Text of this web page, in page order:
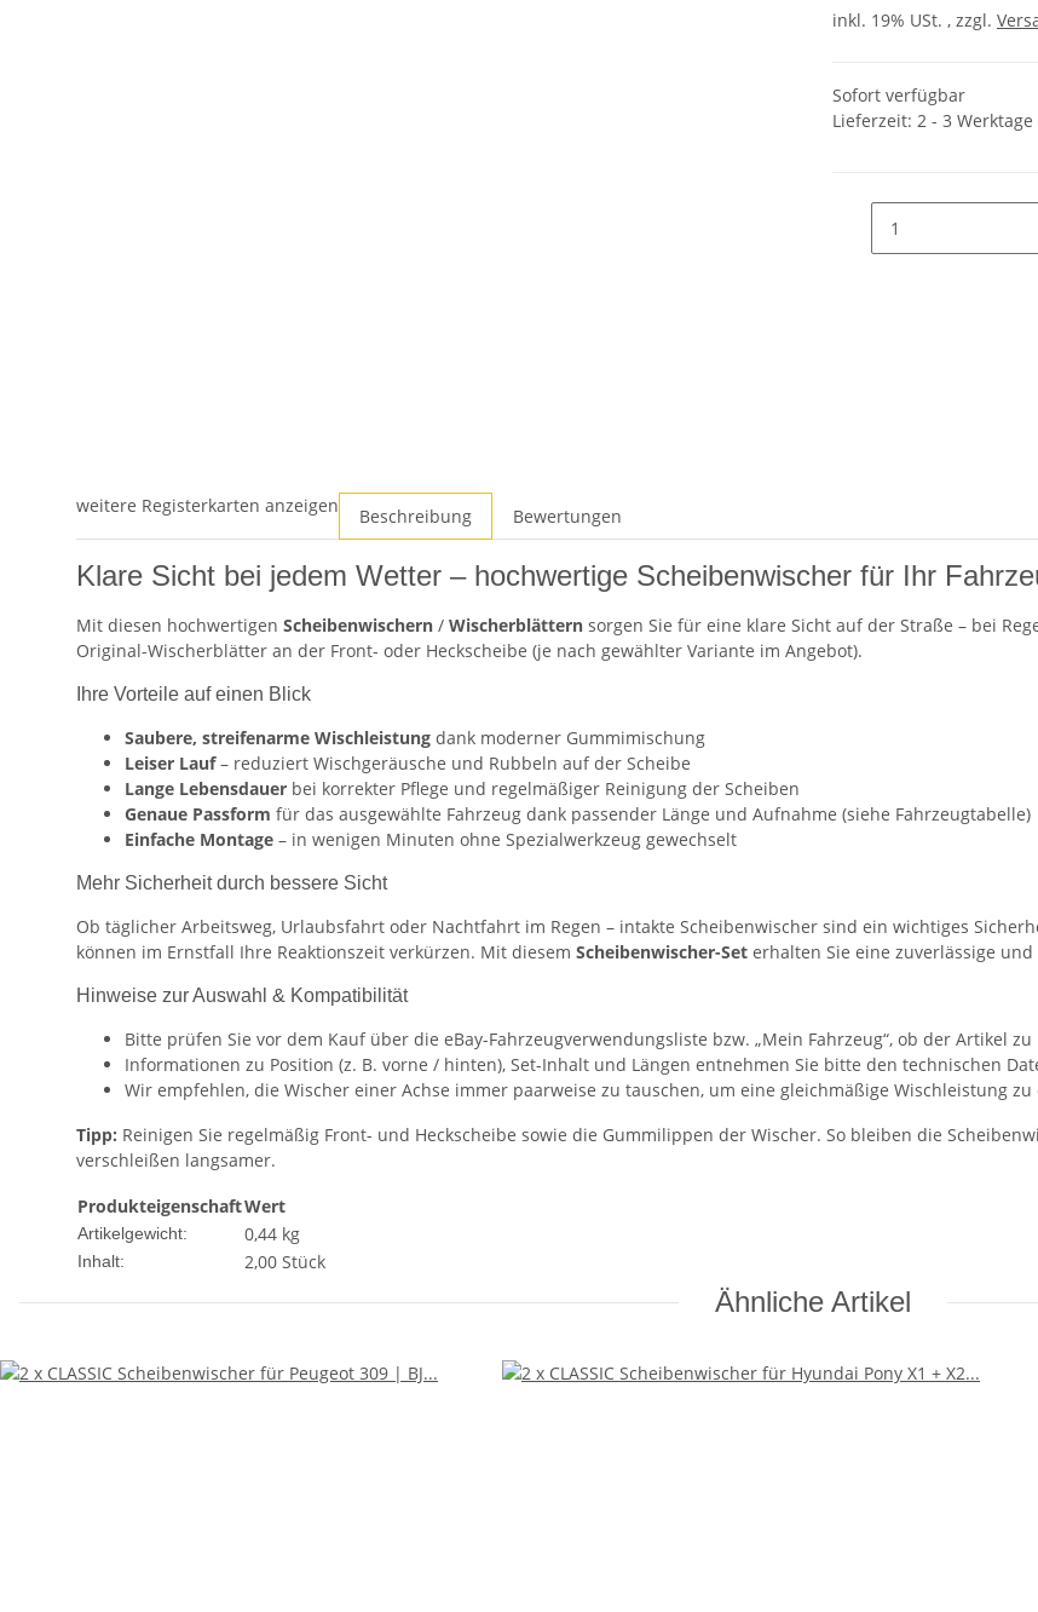
inkl. 19% USt. , zzgl.
Sofort verfügbar
Lieferzeit: 2 - 3 Werktage
weitere Registerkarten anzeigen Beschreibung Bewertungen
Klare Sicht bei jedem Wetter – hochwertige Scheibenwischer für Ihr
Mit diesen hochwertigen Scheibenwischern / Wischerblättern sorgen Sie für eine klare Sicht auf der Straße – bei
Original-Wischerblätter an der Front- oder Heckscheibe (je nach gewählter Variante im Angebot).
Ihre Vorteile auf einen Blick
Saubere, streifenarme Wischleistung dank moderner Gummimischung
Leiser Lauf– reduziert Wischgeräusche und Rubbeln auf der Scheibe
Lange Lebensdauer bei korrekter Pflege und regelmäßiger Reinigung der Scheiben
Genaue Passform für das ausgewählte Fahrzeug dank passender Länge und Aufnahme (siehe Fahrzeugtabelle)
Einfache Montage – in wenigen Minuten ohne Spezialwerkzeug gewechselt
Mehr Sicherheit durch bessere Sicht
Ob täglicher Arbeitsweg, Urlaubsfahrt oder Nachtfahrt im Regen – intakte Scheibenwischer sind ein wichtiges
können im Ernstfall Ihre Reaktionszeit verkürzen. Mit diesem Scheibenwischer-Set erhalten Sie eine zuverlässige
Hinweise zur Auswahl & Kompatibilität
Bitte prüfen Sie vor dem Kauf über die eBay-Fahrzeugverwendungsliste bzw. „Mein Fahrzeug“, ob der Artikel
Informationen zu Position (z. B. vorne / hinten), Set-Inhalt und Längen entnehmen Sie bitte den technischen
Wir empfehlen, die Wischer einer Achse immer paarweise zu tauschen, um eine gleichmäßige Wischleistung
Tipp: Reinigen Sie regelmäßig Front- und Heckscheibe sowie die Gummilippen der Wischer. So bleiben die
verschleißen langsamer.
ProdukteigenschaftWert
Artikelgewicht: 0,44 kg
Inhalt: 2,00 Stück
Ähnliche Artikel